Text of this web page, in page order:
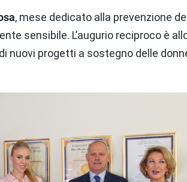
, mese dedicato alla prevenzione
sensibile. L’augurio reciproco è
nuovi progetti a sostegno delle